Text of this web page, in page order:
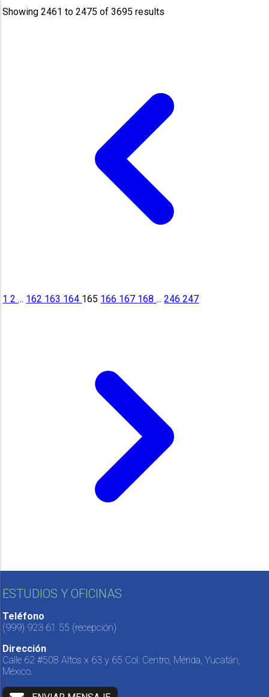
Showing2461 to2475 of3695 results
12... 162 163 164 165 166 167 168... 246247
ESTUDIOS Y OFICINAS
Teléfono
(999) 923 61 55 (recepción)
Dirección
Calle 62 #508 Altos x 63 y 65 Col. Centro, Mérida, Yucatán,
México.